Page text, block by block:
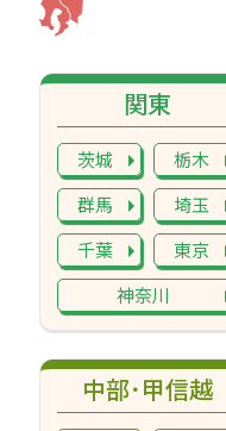
中部･甲信越
関東
茨城
栃木
群馬
埼玉
千葉
東京
神奈川